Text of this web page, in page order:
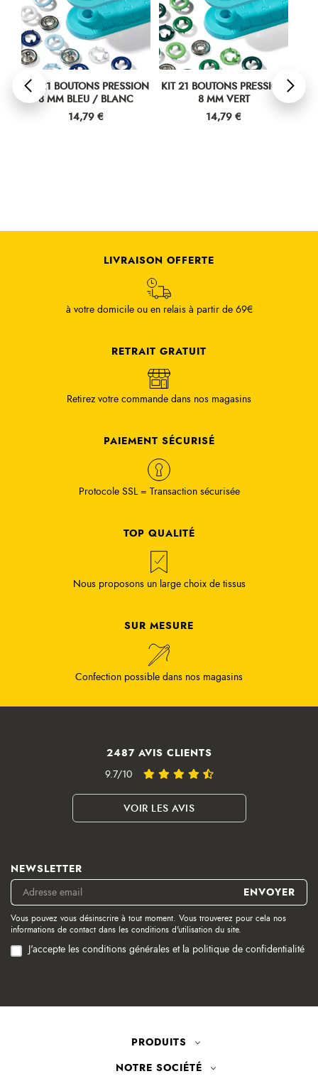
KIT 21 BOUTONS PRESSION
8 MM BLEU / BLANC
Prix
14,79 €
KIT 21 BOUTONS PRESSION
8 MM VERT
Prix
14,79 €
LIVRAISON OFFERTE
à votre domicile ou en relais à partir de 69€
RETRAIT GRATUIT
Retirez votre commande dans nos magasins
PAIEMENT SÉCURISÉ
Protocole SSL = Transaction sécurisée
TOP QUALITÉ
Nous proposons un large choix de tissus
SUR MESURE
Confection possible dans nos magasins
2487 AVIS CLIENTS
9.7/10
VOIR LES AVIS
NEWSLETTER
Vous pouvez vous désinscrire à tout moment. Vous trouverez pour cela nos
informations de contact dans les conditions d'utilisation du site.
J'accepte les conditions générales et la politique de confidentialité
PRODUITS
NOTRE SOCIÉTÉ